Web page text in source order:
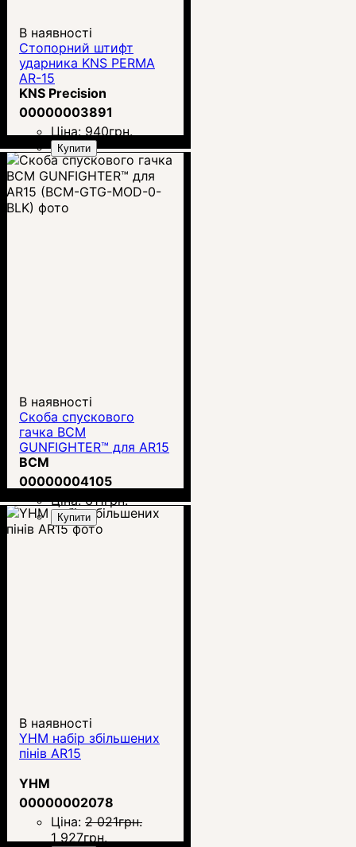
В наявності
Стопорний штифт
ударника KNS PERMA
AR-15
KNS Precision
00000003891
Ціна: 940грн.
Купити
В наявності
Скоба спускового
гачка BCM
GUNFIGHTER™ для AR15
(BCM-GTG-MOD-0-BLK)
BCM
00000004105
Ціна:611грн.
Купити
В наявності
YHM набір збільшених
пінів AR15
YHM
00000002078
Ціна: 2 021грн.
1 927грн.